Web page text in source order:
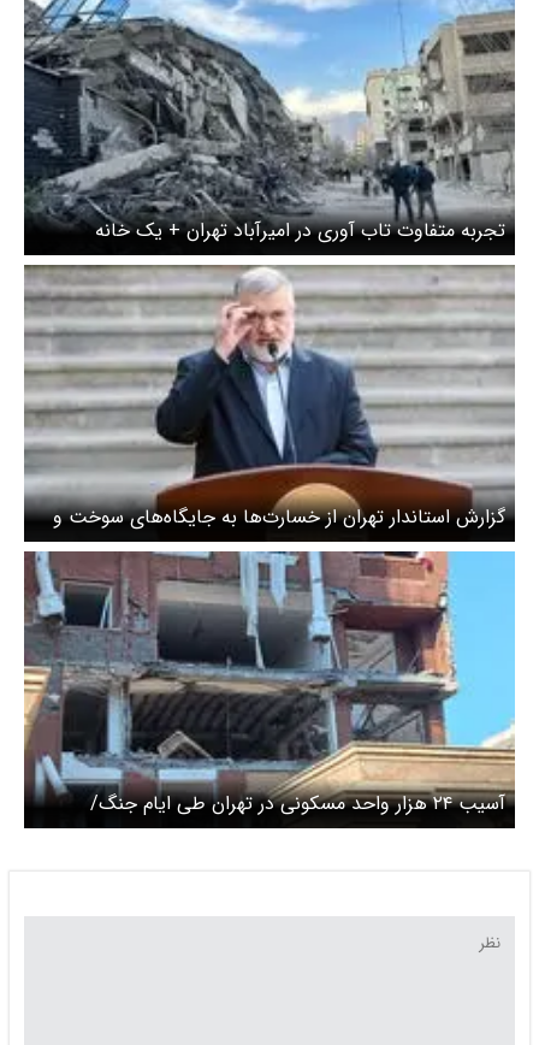
تجربه متفاوت تاب آوری در امیرآباد تهران + یک خانه
می‌تواند «پایگاه ۳منظوره» برای روزهای جنگ باشد
گزارش استاندار تهران از خسارت‌ها به جایگاه‌های سوخت و
زیرساخت‌های برق در جنگ ۴۰ روزه
آسیب ۲۴ هزار واحد مسکونی در تهران طی ایام جنگ/
بازگشایی سریع معابر اطراف حوادث در اولویت